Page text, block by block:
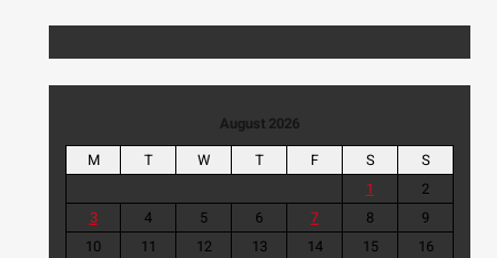
August 2026
M
T W T F S
S
1
2
3
4 5 6 7 8
9
10
11 12 13 14 15
16